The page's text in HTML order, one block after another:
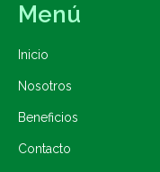
Menú
Inicio
Nosotros
Beneficios
Contacto